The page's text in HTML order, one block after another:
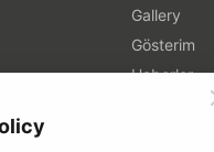
Gallery
Gösterim
Haberler